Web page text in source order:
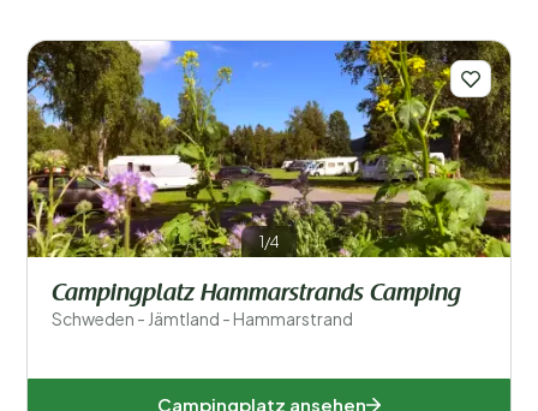
Orte
Beliebte Filter
Unterkunftstyp
Allgemein
1/4
Campingplatz Hammarstrands Camping
Schweden - Jämtland - Hammarstrand
Campingplatz ansehen